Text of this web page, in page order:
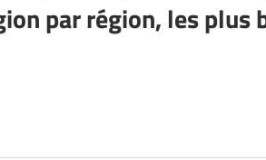
par région, les plus